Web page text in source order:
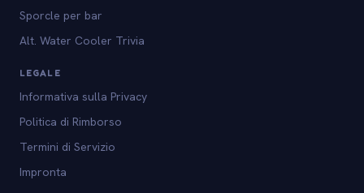
Sporcle per bar
Alt. Water Cooler Trivia
LEGALE
Informativa sulla Privacy
Politica di Rimborso
Termini di Servizio
Impronta